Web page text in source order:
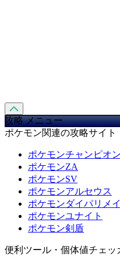
攻略 メニュー
ポケモン関連の攻略サイト
ポケモンチャンピオ
ポケモンZA
ポケモンSV
ポケモンアルセウス
ポケモンダイパリメ
ポケモンユナイト
ポケモン剣盾
便利ツール・個体値チェッ